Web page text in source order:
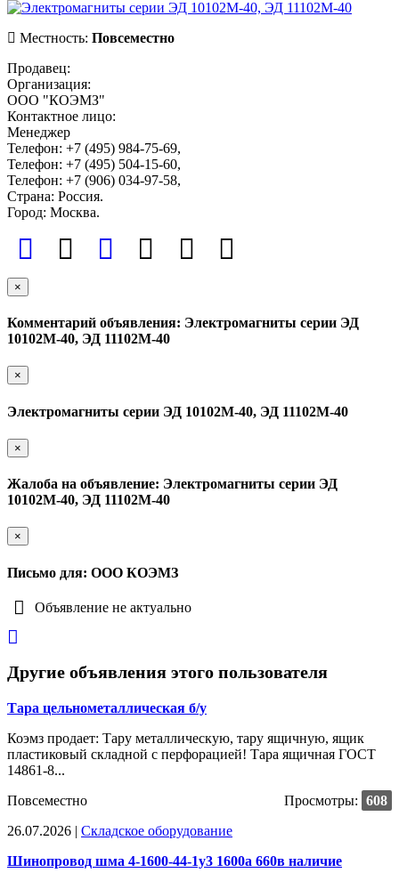
Местность: Повсеместно
Продавец:
Организация:
ООО "КОЭМЗ"
Контактное лицо:
Менеджер
Телефон: +7 (495) 984-75-69,
Телефон: +7 (495) 504-15-60,
Телефон: +7 (906) 034-97-58,
Страна: Россия.
Город: Москва.
×
Комментарий объявления: Электромагниты серии ЭД
10102М-40, ЭД 11102М-40
×
Электромагниты серии ЭД 10102М-40, ЭД 11102М-40
×
Жалоба на объявление: Электромагниты серии ЭД
10102М-40, ЭД 11102М-40
×
Письмо для: ООО КОЭМЗ
Объявление не актуально
Другие объявления этого пользователя
Тара цельнометаллическая б/у
Коэмз продает: Тару металлическую, тару ящичную, ящик
пластиковый складной с перфорацией! Тара ящичная ГОСТ
14861-8...
Повсеместно
Просмотры: 608
26.07.2026 | Cкладское оборудование
Шинопровод шма 4-1600-44-1у3 1600а 660в наличие